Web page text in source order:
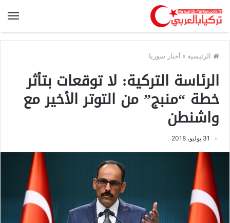
الرئيسية » أخبار سوريا
الرئاسة التركية: لا توقعات بتأثر
خطة “منبج” من التوتر الأخير مع
واشنطن
31 يوليو، 2018